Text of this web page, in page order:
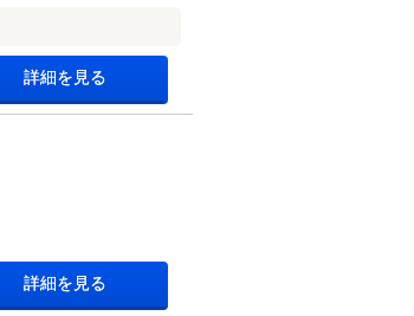
詳細を見る
詳細を見る